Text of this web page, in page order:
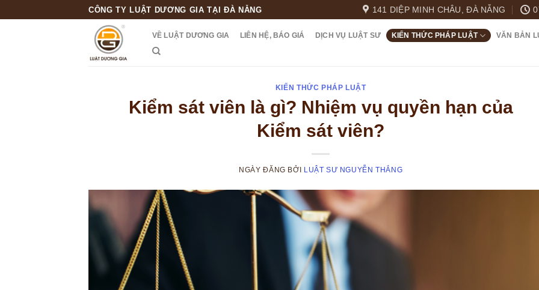
CÔNG TY LUẬT DƯƠNG GIA TẠI ĐÀ NẴNG 141 DIỆP MINH CHÂU, ĐÀ NẴNG
VỀ LUẬT DƯƠNG GIA LIÊN HỆ, BÁO GIÁ DỊCH VỤ LUẬT SƯ KIẾN THỨC PHÁP LUẬT VĂN BẢN
KIẾN THỨC PHÁP LUẬT
Kiểm sát viên là gì? Nhiệm vụ quyền hạn của
Kiểm sát viên?
NGÀY ĐĂNG BỞI LUẬT SƯ NGUYỄN THẮNG